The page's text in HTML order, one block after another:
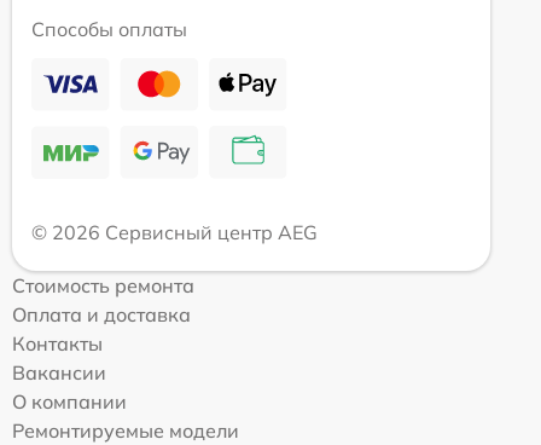
Способы оплаты
© 2026 Сервисный центр AEG
Стоимость ремонта
Оплата и доставка
Контакты
Вакансии
О компании
Ремонтируемые модели